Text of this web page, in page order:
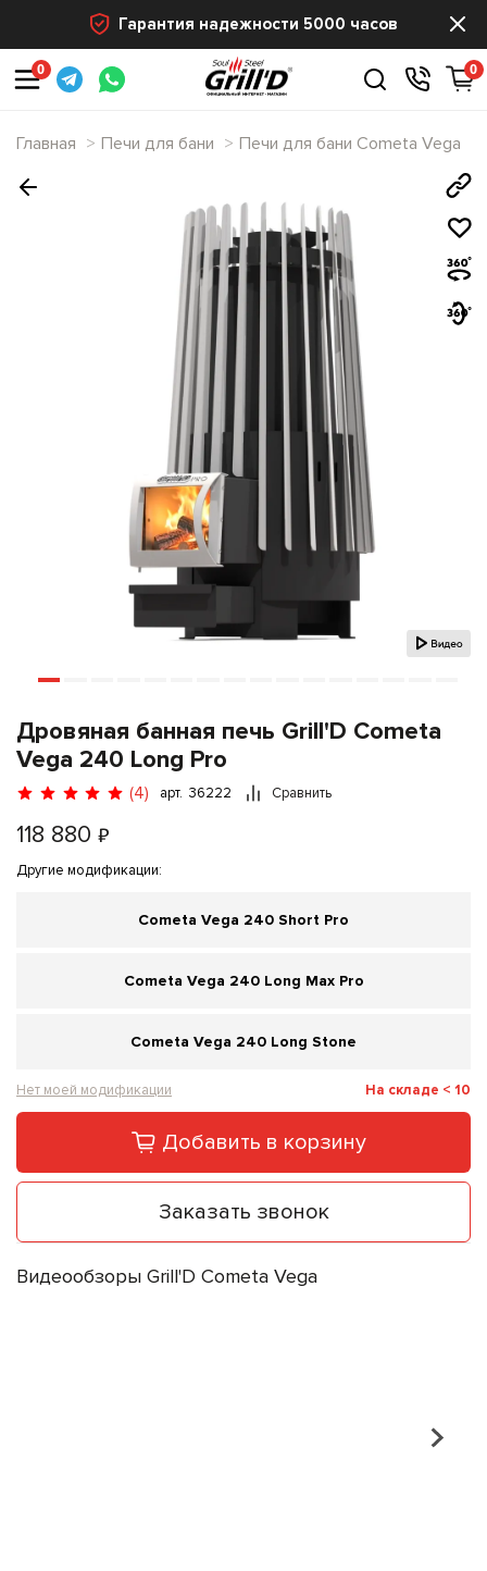
Гарантия надежности 5000 часов
0 0
Главная Печи для бани Печи для бани Cometa Vega
Дровяная банная печь Grill'D Cometa
Vega 240 Long Pro
(4) арт. 36222 Сравнить
118 880 ₽
Другие модификации:
Cometa Vega 240 Short Pro
Cometa Vega 240 Long Max Pro
Cometa Vega 240 Long Stone
Нет моей модификации На складе < 10
Добавить в корзину
Заказать звонок
Видеообзоры Grill'D Cometa Vega